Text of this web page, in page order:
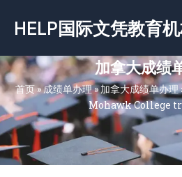
容
HELP国际文凭教育
加拿大成绩
首页»成绩单办理»加拿大成绩单办理
Mohawk College